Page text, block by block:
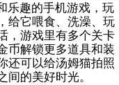
乐趣的手机游戏，玩
给它喂食、洗澡、玩
，游戏里有多个关卡
币解锁更多道具和装
还可以给汤姆猫拍照
的美好时光。